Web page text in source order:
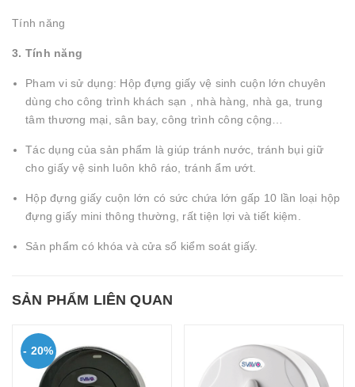
Tính năng
3. Tính năng
Pham vi sử dụng: Hộp đựng giấy vệ sinh cuộn lớn chuyên
dùng cho công trình khách sạn , nhà hàng, nhà ga, trung
tâm thương mại, sân bay, công trình công cộng…
Tác dụng của sản phẩm là giúp tránh nước, tránh bụi giữ
cho giấy vệ sinh luôn khô ráo, tránh ẩm ướt.
Hộp đựng giấy cuộn lớn có sức chứa lớn gấp 10 lần loại hộp
đựng giấy mini thông thường, rất tiện lợi và tiết kiệm.
Sản phẩm có khóa và cửa sổ kiểm soát giấy.
SẢN PHẨM LIÊN QUAN
- 20%